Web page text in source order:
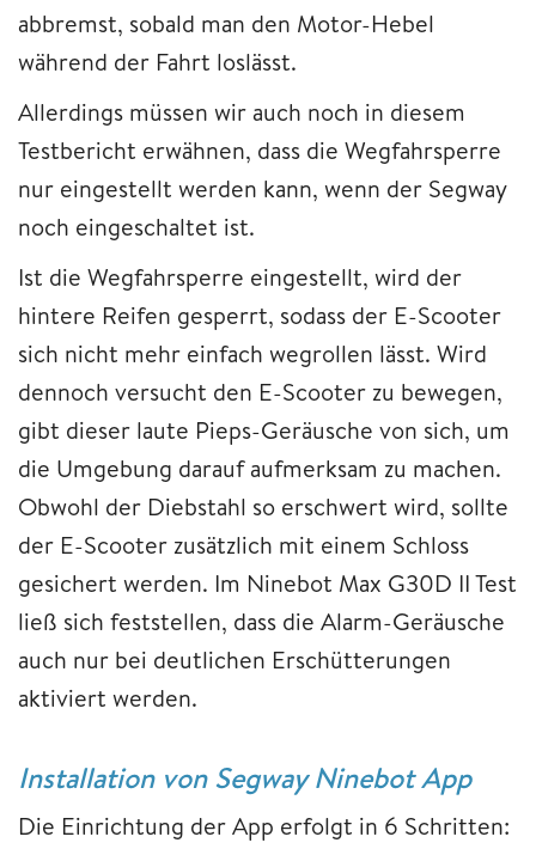
abbremst, sobald man den Motor-Hebel
während der Fahrt loslässt.
Allerdings müssen wir auch noch in diesem
Testbericht erwähnen, dass die Wegfahrsperre
nur eingestellt werden kann, wenn der Segway
noch eingeschaltet ist.
Ist die Wegfahrsperre eingestellt, wird der
hintere Reifen gesperrt, sodass der E-Scooter
sich nicht mehr einfach wegrollen lässt. Wird
dennoch versucht den E-Scooter zu bewegen,
gibt dieser laute Pieps-Geräusche von sich, um
die Umgebung darauf aufmerksam zu machen.
Obwohl der Diebstahl so erschwert wird, sollte
der E-Scooter zusätzlich mit einem Schloss
gesichert werden. Im Ninebot Max G30D II Test
ließ sich feststellen, dass die Alarm-Geräusche
auch nur bei deutlichen Erschütterungen
aktiviert werden.
Installation von Segway Ninebot App
Die Einrichtung der App erfolgt in 6 Schritten: